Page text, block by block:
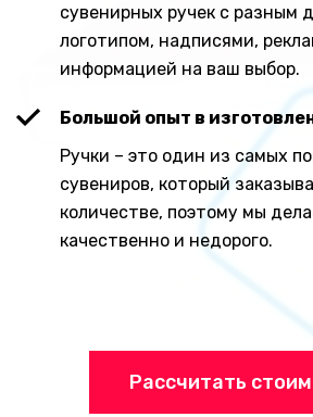
сувенирных ручек с разным
логотипом, надписями,
информацией на ваш выбор.
Большой опыт в
Ручки – это один из самых
сувениров, который
количестве, поэтому мы
качественно и недорого.
Рассчитать